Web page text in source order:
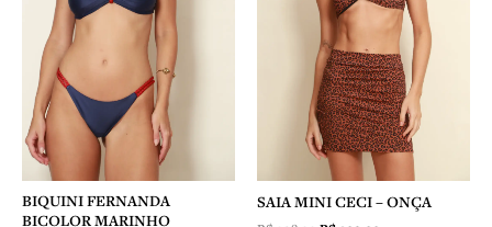
BIQUINI FERNANDA
BICOLOR MARINHO
SAIA MINI CECI – ONÇA